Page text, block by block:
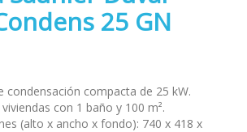
25 GN
condensación compacta de 25 kW.
con 1 baño y 100 m².
(alto x ancho x fondo): 740 x 418 x